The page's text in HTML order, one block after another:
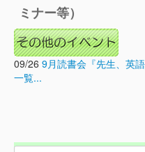
ミナー等）
09/26 9月読書会『先生、英
一覧...